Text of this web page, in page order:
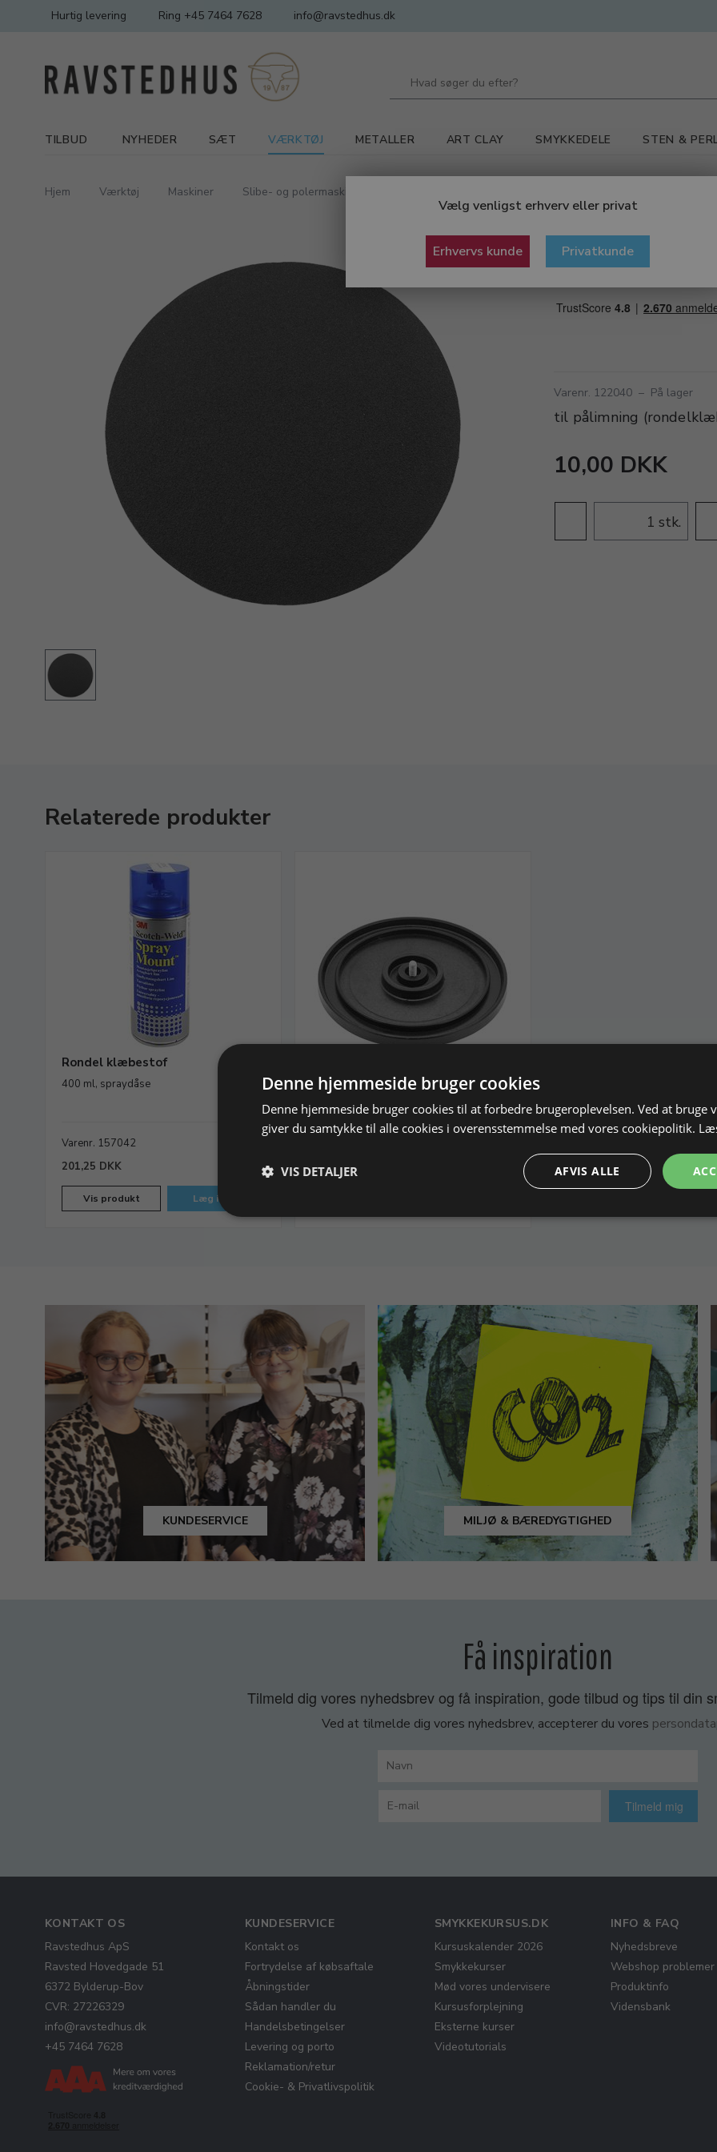
Vælg venligst erhverv eller privat
Erhvervs kunde Privatkunde
Hurtig levering Ring +45 7464 7628 info@ravstedhus.dk
TILBUD NYHEDER SÆT VÆRKTØJ METALLER ART CLAY SMYKKEDELE STEN &
Hjem Værktøj Maskiner Slibe- og polermaskiner og tilbehør
Sliberondel,
Ø 150 mm, korn 400
Varenr. 122040 – På lager
til pålimning
10,00 DKK
stk.
Relaterede produkter
Rondel klæbestof
400 ml, spraydåse
Varenr. 157042
201,25 DKK
Vis produkt Læg i kurv
højre
260,00 DKK
KUNDESERVICE MILJØ & BÆREDYGTIGHED
Få inspiration
Tilmeld dig vores nyhedsbrev og få inspiration, gode tilbud og tips til din
Ved at tilmelde dig vores nyhedsbrev, accepterer du vores
Tilmeld mig
KONTAKT OS
Ravstedhus ApS
Ravsted Hovedgade 51
6372 Bylderup-Bov
CVR: 27226329
info@ravstedhus.dk
+45 7464 7628
KUNDESERVICE
Kontakt os
Fortrydelse af købsaftale
Åbningstider
Sådan handler du
Handelsbetingelser
Levering og porto
Reklamation/retur
Cookie- & Privatlivspolitik
SMYKKEKURSUS.DK
Kursuskalender 2026
Smykkekurser
Mød vores undervisere
Kursusforplejning
Eksterne kurser
Videotutorials
INFO & FAQ
Nyhedsbreve
Webshop problemer
Produktinfo
Vidensbank
Denne hjemmeside bruger cookies
Denne hjemmeside bruger cookies til at forbedre brugeroplevelsen. Ved at bruge
giver du samtykke til alle cookies i overensstemmelse med vores cookiepolitik.
AFVIS ALLE
VIS DETALJER